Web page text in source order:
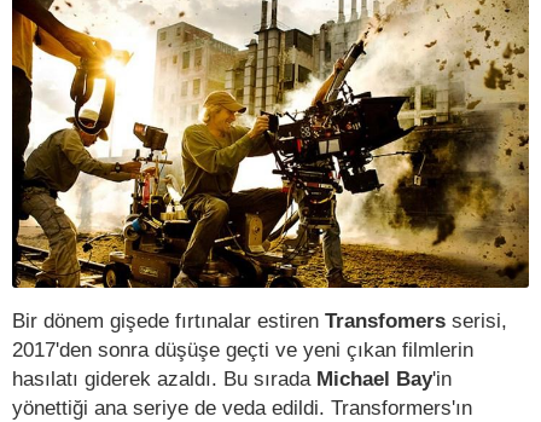
Bir dönem gişede fırtınalar estiren Transfomers serisi,
2017'den sonra düşüşe geçti ve yeni çıkan filmlerin
hasılatı giderek azaldı. Bu sırada Michael Bay'in
yönettiği ana seriye de veda edildi. Transformers'ın